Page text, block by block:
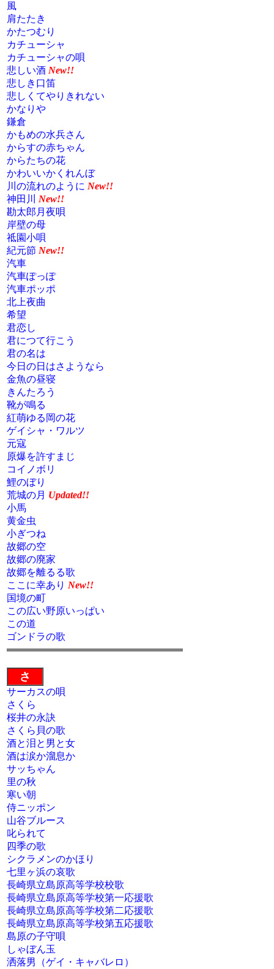
風
肩たたき
かたつむり
カチューシャ
カチューシャの唄
悲しい酒 New!!
悲しき口笛
悲しくてやりきれない
かなりや
鎌倉
かもめの水兵さん
からすの赤ちゃん
からたちの花
かわいいかくれんぼ
川の流れのように New!!
神田川
New!!
勘太郎月夜唄
岸壁の母
祗園小唄
紀元節 New!!
汽車
汽車ぽっぽ
汽車ポッポ
北上夜曲
希望
君恋し
君につて行こう
君の名は
今日の日はさようなら
金魚の昼寝
きんたろう
靴が鳴る
紅萌ゆる岡の花
ゲイシャ・ワルツ
元寇
原爆を許すまじ
コイノボリ
鯉のぼり
荒城の月 Updated!!
小馬
黄金虫
小ぎつね
故郷の空
故郷の廃家
故郷を離るる歌
ここに幸あり New!!
国境の町
この広い野原いっぱい
この道
ゴンドラの歌
さ
サーカスの唄
さくら
桜井の永訣
さくら貝の歌
酒と泪と男と女
酒は涙か溜息か
サッちゃん
里の秋
寒い朝
侍ニッポン
山谷ブルース
叱られて
四季の歌
シクラメンのかほり
七里ヶ浜の哀歌
長崎県立島原高等学校校歌
長崎県立島原高等学校第一応援歌
長崎県立島原高等学校第二応援歌
長崎県立島原高等学校第五応援歌
島原の子守唄
しゃぼん玉
洒落男（ゲイ・キャバレロ）